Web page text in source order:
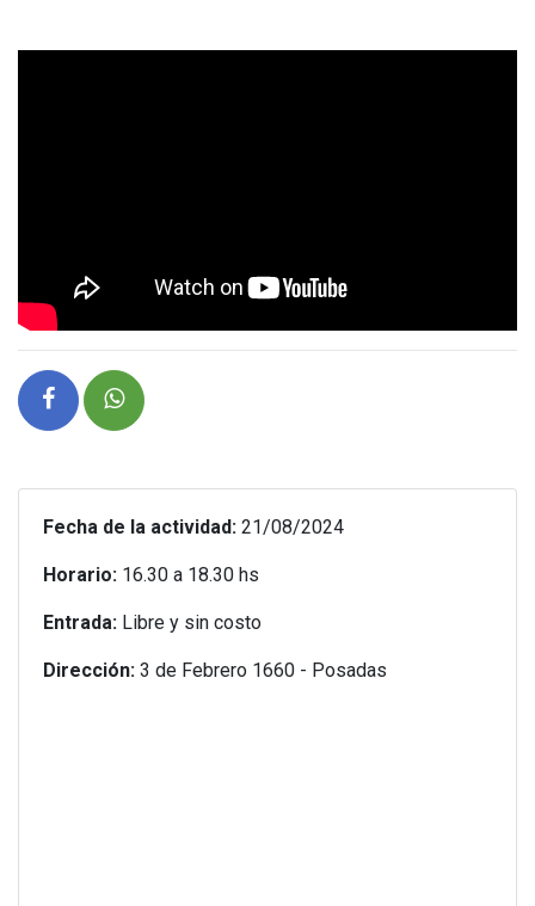
Fecha de la actividad: 21/08/2024
Horario: 16.30 a 18.30 hs
Entrada: Libre y sin costo
Dirección: 3 de Febrero 1660 - Posadas